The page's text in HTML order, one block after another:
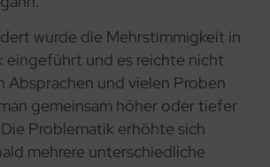
wurde die Mehrstimmigkeit in
eingeführt und es reichte nicht
Absprachen und vielen Proben
gemeinsam höher oder tiefer
Problematik erhöhte sich
mehrere unterschiedliche